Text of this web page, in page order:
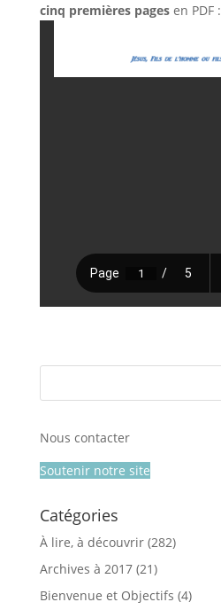
cinq premières pagesen PDF :
Nous contacter
Soutenir notre site
Catégories
À lire, à découvrir(282)
Archives à 2017(21)
Bienvenue et Objectifs (4)